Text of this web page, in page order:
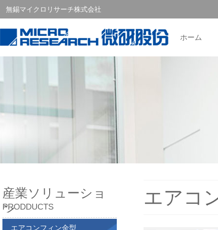
無錫マイクロリサーチ株式会社
ホーム
産業ソリューショ
ン
PRODDUCTS
エアコンフィン金型
エアコ